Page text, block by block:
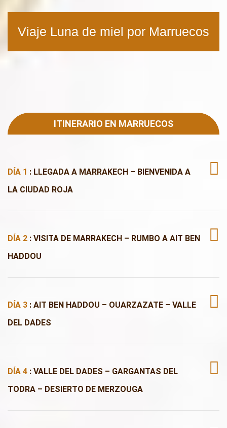
Viaje Luna de miel por Marruecos
ITINERARIO EN MARRUECOS
DÍA 1 : LLEGADA A MARRAKECH – BIENVENIDA A
LA CIUDAD ROJA
DÍA 2 : VISITA DE MARRAKECH – RUMBO A AIT BEN
HADDOU
DÍA 3 : AIT BEN HADDOU – OUARZAZATE – VALLE
DEL DADES
DÍA 4 : VALLE DEL DADES – GARGANTAS DEL
TODRA – DESIERTO DE MERZOUGA